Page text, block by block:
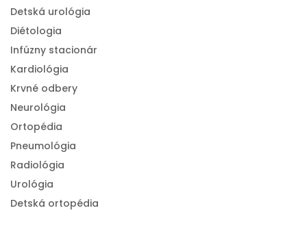
Detská urológia
Diétologia
Infúzny stacionár
Kardiológia
Krvné odbery
Neurológia
Ortopédia
Pneumológia
Radiológia
Urológia
Detská ortopédia